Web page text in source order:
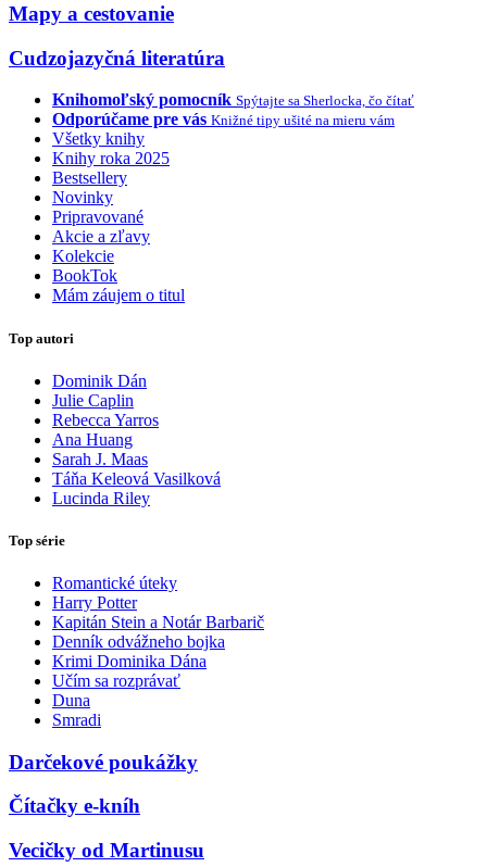
Mapy a cestovanie
Cudzojazyčná literatúra
Knihomoľský pomocník Spýtajte sa Sherlocka, čo čítať
Odporúčame pre vás Knižné tipy ušité na mieru vám
Všetky knihy
Knihy roka 2025
Bestsellery
Novinky
Pripravované
Akcie a zľavy
Kolekcie
BookTok
Mám záujem o titul
Top autori
Dominik Dán
Julie Caplin
Rebecca Yarros
Ana Huang
Sarah J. Maas
Táňa Keleová Vasilková
Lucinda Riley
Top série
Romantické úteky
Harry Potter
Kapitán Stein a Notár Barbarič
Denník odvážneho bojka
Krimi Dominika Dána
Učím sa rozprávať
Duna
Smradi
Darčekové poukážky
Čítačky e-kníh
Vecičky od Martinusu